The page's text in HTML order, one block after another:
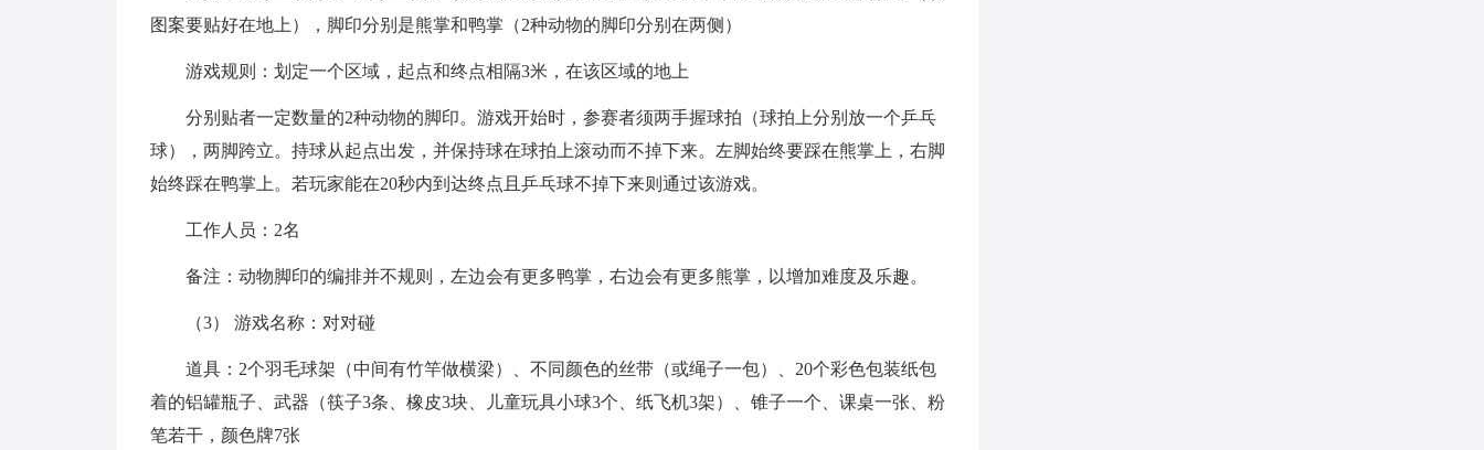
图案要贴好在地上），脚印分别是熊掌和鸭掌（2种动物的脚印分别在两侧）
游戏规则：划定一个区域，起点和终点相隔3米，在该区域的地上
分别贴者一定数量的2种动物的脚印。游戏开始时，参赛者须两手握球拍（球拍上分别放一个乒乓
球），两脚跨立。持球从起点出发，并保持球在球拍上滚动而不掉下来。左脚始终要踩在熊掌上，右脚
始终踩在鸭掌上。若玩家能在20秒内到达终点且乒乓球不掉下来则通过该游戏。
工作人员：2名
备注：动物脚印的编排并不规则，左边会有更多鸭掌，右边会有更多熊掌，以增加难度及乐趣。
（3） 游戏名称：对对碰
道具：2个羽毛球架（中间有竹竿做横梁）、不同颜色的丝带（或绳子一包）、20个彩色包装纸包
着的铝罐瓶子、武器（筷子3条、橡皮3块、儿童玩具小球3个、纸飞机3架）、锥子一个、课桌一张、粉
笔若干，颜色牌7张